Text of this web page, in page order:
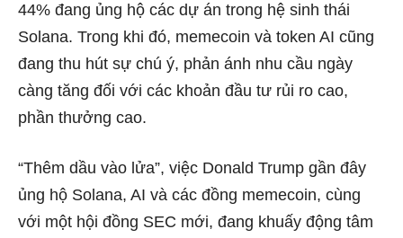
44% đang ủng hộ các dự án trong hệ sinh thái
Solana. Trong khi đó, memecoin và token AI cũng
đang thu hút sự chú ý, phản ánh nhu cầu ngày
càng tăng đối với các khoản đầu tư rủi ro cao,
phần thưởng cao.
“Thêm dầu vào lửa”, việc Donald Trump gần đây
ủng hộ Solana, AI và các đồng memecoin, cùng
với một hội đồng SEC mới, đang khuấy động tâm